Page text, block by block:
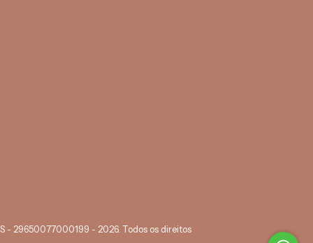
- 29650077000199 - 2026. Todos os direitos